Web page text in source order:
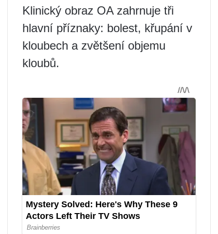
Klinický obraz OA zahrnuje tři
hlavní příznaky: bolest, křupání v
kloubech a zvětšení objemu
kloubů.